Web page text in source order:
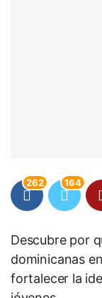
262 164
Descubre por
dominicanas
fortalecer la